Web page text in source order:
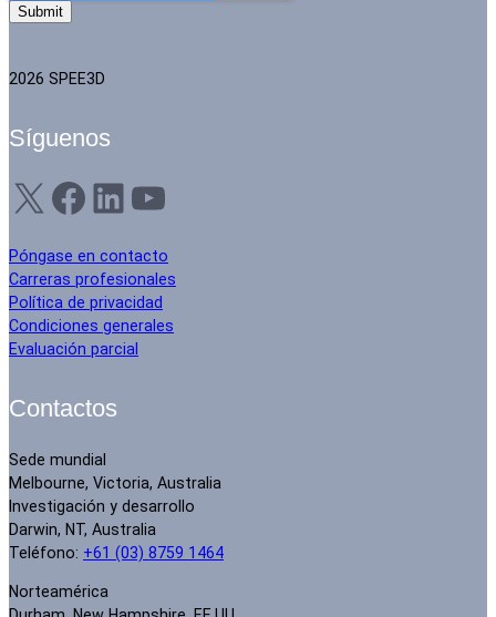
2026 SPEE3D
Síguenos
X Facebook LinkedIn YouTube
Póngase en contacto
Carreras profesionales
Política de privacidad
Condiciones generales
Evaluación parcial
Contactos
Sede mundial
Melbourne, Victoria, Australia
Investigación y desarrollo
Darwin, NT, Australia
Teléfono: +61 (03) 8759 1464
Norteamérica